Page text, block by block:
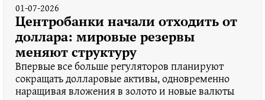
01-07-2026
Центробанки начали отходить от
доллара: мировые резервы
меняют структуру
Впервые все больше регуляторов планируют
сокращать долларовые активы, одновременно
наращивая вложения в золото и новые валюты